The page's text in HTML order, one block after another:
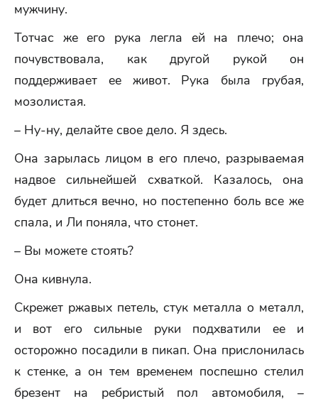
мужчину.
Тотчас же его рука легла ей на плечо; она
почувствовала, как другой рукой он
поддерживает ее живот. Рука была грубая,
мозолистая.
– Ну-ну, делайте свое дело. Я здесь.
Она зарылась лицом в его плечо, разрываемая
надвое сильнейшей схваткой. Казалось, она
будет длиться вечно, но постепенно боль все же
спала, и Ли поняла, что стонет.
– Вы можете стоять?
Она кивнула.
Скрежет ржавых петель, стук металла о металл,
и вот его сильные руки подхватили ее и
осторожно посадили в пикап. Она прислонилась
к стенке, а он тем временем поспешно стелил
брезент на ребристый пол автомобиля, –